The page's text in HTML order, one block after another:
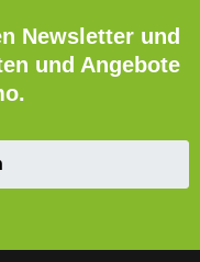
Newsletter und
und Angebote